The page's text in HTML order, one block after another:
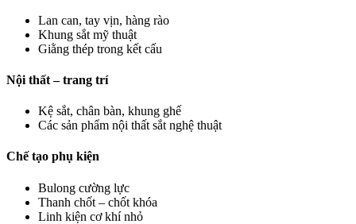
Lan can, tay vịn, hàng rào
Khung sắt mỹ thuật
Giằng thép trong kết cấu
Nội thất – trang trí
Kệ sắt, chân bàn, khung ghế
Các sản phẩm nội thất sắt nghệ thuật
Chế tạo phụ kiện
Bulong cường lực
Thanh chốt – chốt khóa
Linh kiện cơ khí nhỏ